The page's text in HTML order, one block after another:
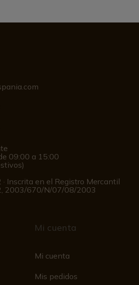
09:00 a 15:00
Inscrita en el Registro Mercantil
2003/670/N/07/08/2003
Mi cuenta
Mi cuenta
Mis pedidos